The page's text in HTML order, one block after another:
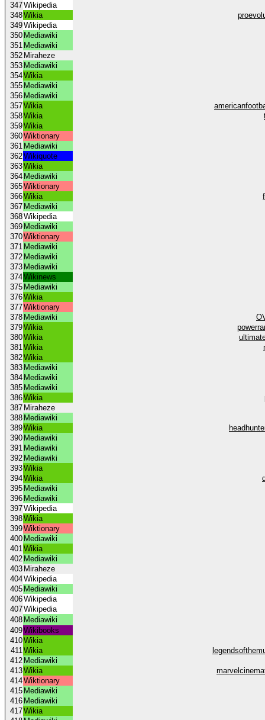
347Wikipedia
348Wikia
349Wikipedia
350 Mediawiki
351 Mediawiki
352 Miraheze
353 Mediawiki
354Wikia
355 Mediawiki
356 Mediawiki
357Wikia
358Wikia
359Wikia
360Wiktionary
361 Mediawiki
362Wikiquote
363Wikia
364 Mediawiki
365Wiktionary
366Wikia
367 Mediawiki
368Wikipedia
369 Mediawiki
370Wiktionary
371 Mediawiki
372 Mediawiki
373 Mediawiki
374Wikinews
375 Mediawiki
376Wikia
377Wiktionary
378 Mediawiki
379Wikia
380Wikia
381Wikia
382Wikia
383 Mediawiki
384 Mediawiki
385 Mediawiki
386Wikia
387 Miraheze
388 Mediawiki
389Wikia
390 Mediawiki
391 Mediawiki
392 Mediawiki
393Wikia
394Wikia
395 Mediawiki
396 Mediawiki
397Wikipedia
398Wikia
399Wiktionary
400 Mediawiki
401Wikia
402 Mediawiki
403 Miraheze
404Wikipedia
405 Mediawiki
406Wikipedia
407Wikipedia
408 Mediawiki
409Wikibooks
410Wikia
411Wikia
412 Mediawiki
413Wikia
414Wiktionary
415 Mediawiki
416 Mediawiki
417Wikia